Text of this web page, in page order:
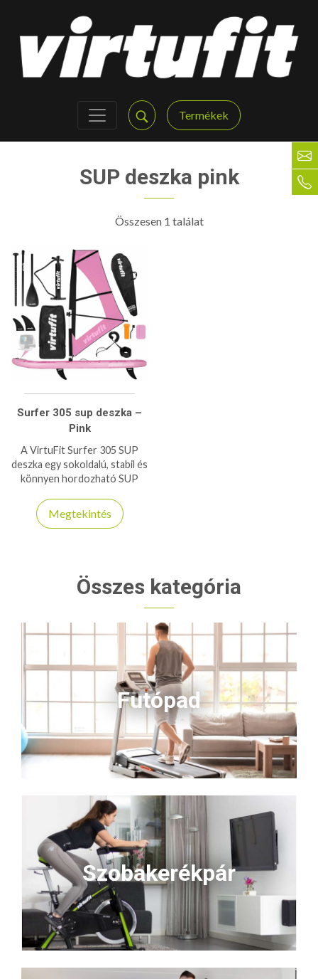
Termékek
SUP deszka pink
Összesen 1 találat
Surfer 305 sup deszka –
Pink
A VirtuFit Surfer 305 SUP
deszka egy sokoldalú, stabil és
könnyen hordozható SUP
együtt érkezik. Ideális
választás evezéshez,
tökéletes!
Megtekintés
Összes kategória
Futópad
Szobakerékpár